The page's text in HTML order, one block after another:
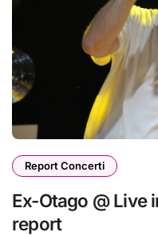
Report Concerti
Ex-Otago @ Live
report